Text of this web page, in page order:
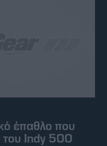
έπαθλο που
του Indy 500